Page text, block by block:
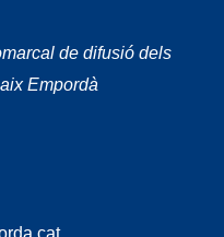
de difusió dels
Empordà